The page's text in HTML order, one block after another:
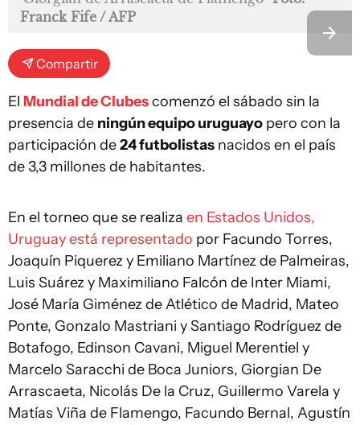
Franck Fife / AFP
Compartir
El Mundial de Clubescomenzó el sábado sin la
presencia de ningún equipo uruguayo pero con la
participación de24 futbolistas nacidos en el país
de 3,3 millones de habitantes.
En el torneo que se realiza en Estados Unidos,
Uruguay está representado por Facundo Torres,
Joaquín Piquerez y Emiliano Martínez de Palmeiras,
Luis Suárez y Maximiliano Falcón de Inter Miami,
José María Giménez de Atlético de Madrid, Mateo
Ponte, Gonzalo Mastriani y Santiago Rodríguez de
Botafogo, Edinson Cavani, Miguel Merentiel y
Marcelo Saracchi de Boca Juniors, Giorgian De
Arrascaeta, Nicolás De la Cruz, Guillermo Varela y
Matías Viña de Flamengo, Facundo Bernal, Agustín